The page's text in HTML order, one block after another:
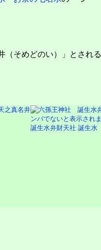
（そめどのい）」とされる
之真名井
誕生水弁財天社 誕生水